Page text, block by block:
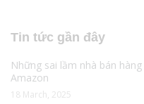
Tin tức gần đây
Những sai lầm nhà bán
Amazon
18 March, 2025